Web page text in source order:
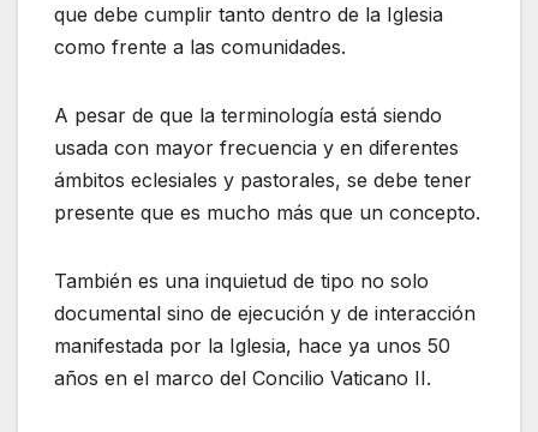
que debe cumplir tanto dentro de la Iglesia
como frente a las comunidades.
A pesar de que la terminología está siendo
usada con mayor frecuencia y en diferentes
ámbitos eclesiales y pastorales, se debe tener
presente que es mucho más que un concepto.
También es una inquietud de tipo no solo
documental sino de ejecución y de interacción
manifestada por la Iglesia, hace ya unos 50
años en el marco del Concilio Vaticano II.